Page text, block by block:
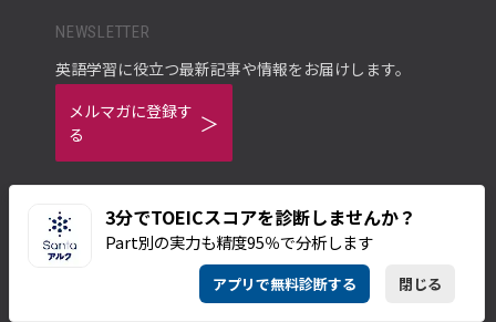
3分でTOEICスコアを診断しませんか？
Part別の実力も精度95％で分析します
アプリで無料診断する 閉じる
NEWSLETTER
英語学習に役立つ最新記事や情報をお届けします。
メルマガに登録す
る
プライバシーポリシー